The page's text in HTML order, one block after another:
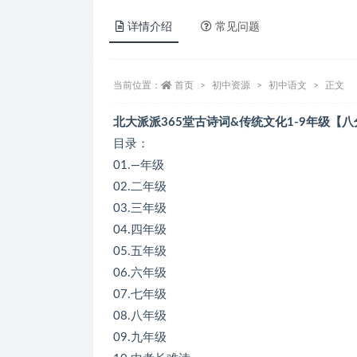
详情介绍 常见问题
当前位置： 首页 初中资源 初中语文 正文
北大派派365堂古诗词&传统文化1-9年级【八
目录：
01.—年级
02.二年级
03.三年级
04.四年级
05.五年级
06.六年级
07.七年级
08.八年级
09.九年级